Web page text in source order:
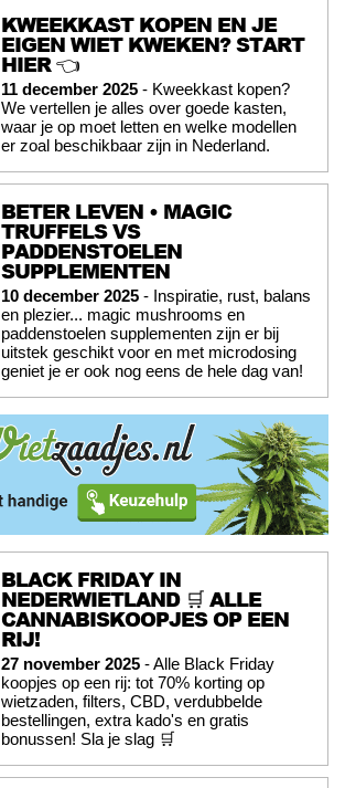
KWEEKKAST KOPEN EN JE
EIGEN WIET KWEKEN? START
HIER 👈
11 december 2025 - Kweekkast kopen?
We vertellen je alles over goede kasten,
waar je op moet letten en welke modellen
er zoal beschikbaar zijn in Nederland.
BETER LEVEN • MAGIC
TRUFFELS VS
PADDENSTOELEN
SUPPLEMENTEN
10 december 2025 - Inspiratie, rust, balans
en plezier... magic mushrooms en
paddenstoelen supplementen zijn er bij
uitstek geschikt voor en met microdosing
geniet je er ook nog eens de hele dag van!
BLACK FRIDAY IN
NEDERWIETLAND 🛒 ALLE
CANNABISKOOPJES OP EEN
RIJ!
27 november 2025 - Alle Black Friday
koopjes op een rij: tot 70% korting op
wietzaden, filters, CBD, verdubbelde
bestellingen, extra kado's en gratis
bonussen! Sla je slag 🛒